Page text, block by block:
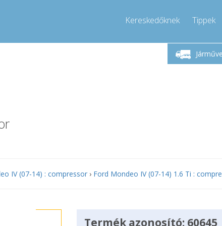
Kereskedőknek Tippek
Péntek 9-17
Hívjon!
IV (07-14) : compressor › Ford Mondeo IV (07-14) 1.6 Ti :
Termék azonosító: 60645